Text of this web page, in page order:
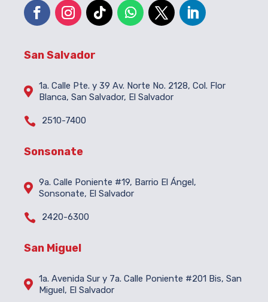
San Salvador
 1a. Calle Pte. y 39 Av. Norte No. 2128, Col. Flor
Blanca, San Salvador, El Salvador
 2510-7400
Sonsonate
 9a. Calle Poniente #19, Barrio El Ángel,
Sonsonate, El Salvador
 2420-6300
San Miguel
 1a. Avenida Sur y 7a. Calle Poniente #201 Bis, San
Miguel, El Salvador